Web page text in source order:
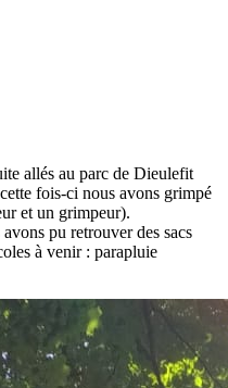
allés au parc de Dieulefit
fois-ci nous avons grimpé
et un grimpeur).
pu retrouver des sacs
à venir : parapluie